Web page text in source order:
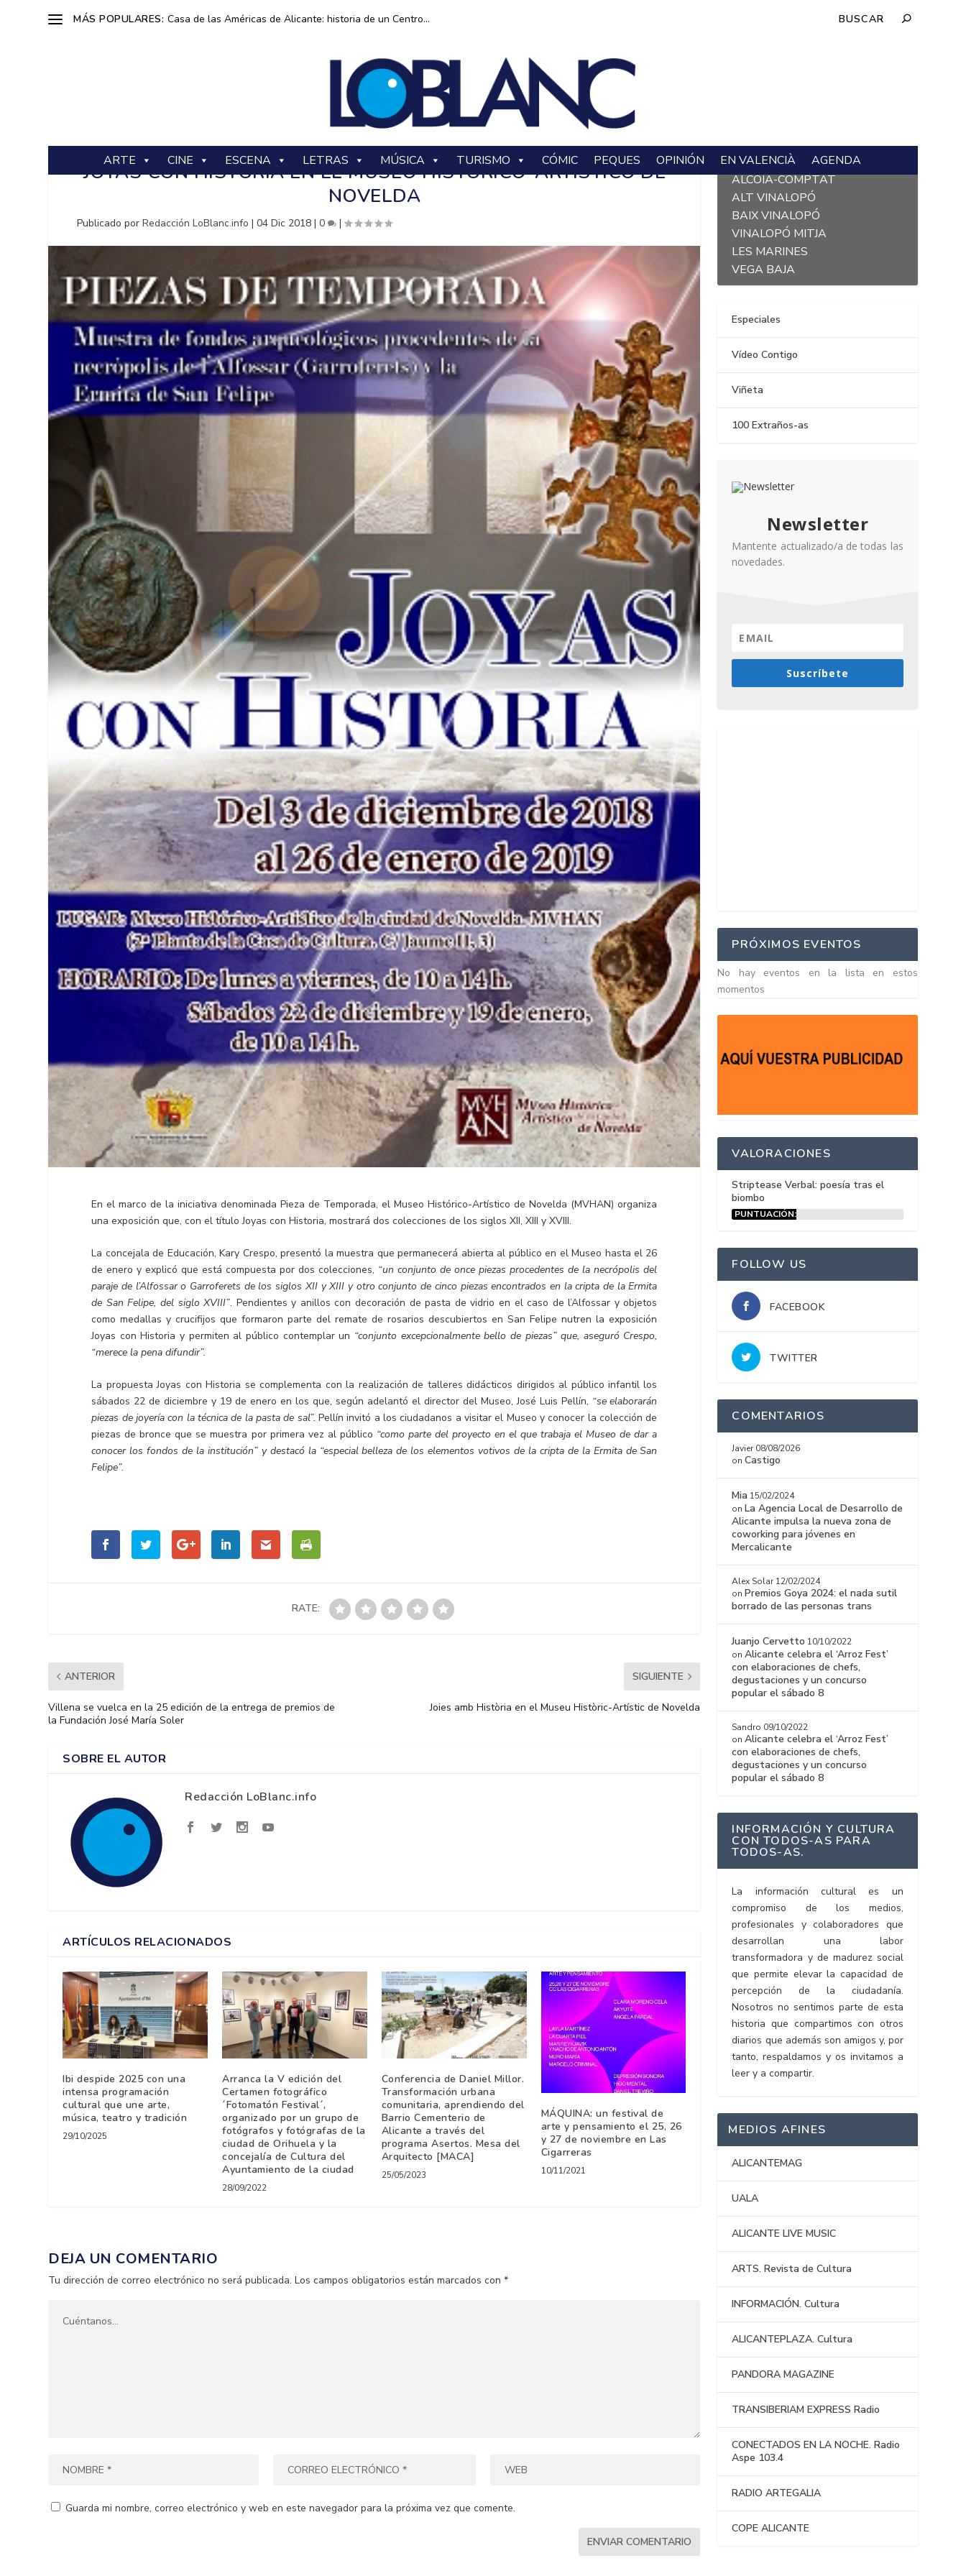
MÁS POPULARES: Casa de las Américas de Alicante: historia de un Centro...
ARTE CINE ESCENA LETRAS MÚSICA TURISMO CÓMIC PEQUES OPINIÓN EN VALENCIÀ AGENDA
JOYAS CON HISTORIA EN EL MUSEO HISTÓRICO-ARTÍSTICO DE
NOVELDA
Publicado porRedacción LoBlanc.info |04 Dic 2018 |0 |
En el marco de la iniciativa denominada Pieza de Temporada, el Museo Histórico-Artístico de Novelda (MVHAN) organiza
una exposición que, con el título Joyas con Historia, mostrará dos colecciones de los siglos XII, XIII y XVIII.
La concejala de Educación, Kary Crespo, presentó la muestra que permanecerá abierta al público en el Museo hasta el 26
de enero y explicó que está compuesta por dos colecciones, “un conjunto de once piezas procedentes de la necrópolis del
paraje de l’Alfossar o Garroferets de los siglos XII y XIII y otro conjunto de cinco piezas encontrados en la cripta de la Ermita
de San Felipe, del siglo XVIII”. Pendientes y anillos con decoración de pasta de vidrio en el caso de l’Alfossar y objetos
como medallas y crucifijos que formaron parte del remate de rosarios descubiertos en San Felipe nutren la exposición
Joyas con Historia y permiten al público contemplar un “conjunto excepcionalmente bello de piezas” que, aseguró Crespo,
“merece la pena difundir”.
La propuesta Joyas con Historia se complementa con la realización de talleres didácticos dirigidos al público infantil los
sábados 22 de diciembre y 19 de enero en los que, según adelantó el director del Museo, José Luis Pellín, “se elaborarán
piezas de joyería con la técnica de la pasta de sal”. Pellín invitó a los ciudadanos a visitar el Museo y conocer la colección de
piezas de bronce que se muestra por primera vez al público “como parte del proyecto en el que trabaja el Museo de dar a
conocer los fondos de la institución” y destacó la “especial belleza de los elementos votivos de la cripta de la Ermita de San
Felipe”.
RATE:
ANTERIOR
Villena se vuelca en la 25 edición de la entrega de premios de
la Fundación José María Soler
SIGUIENTE
Joies amb Història en el Museu Històric-Artístic de Novelda
SOBRE EL AUTOR
Redacción LoBlanc.info
ARTÍCULOS RELACIONADOS
Ibi despide 2025 con una
intensa programación
cultural que une arte,
música, teatro y tradición
29/10/2025
Arranca la V edición del
Certamen fotográfico
´Fotomatón Festival´,
organizado por un grupo de
fotógrafos y fotógrafas de la
ciudad de Orihuela y la
concejalía de Cultura del
Ayuntamiento de la ciudad
28/09/2022
Conferencia de Daniel Millor.
Transformación urbana
comunitaria, aprendiendo del
Barrio Cementerio de
Alicante a través del
programa Asertos. Mesa del
Arquitecto [MACA]
25/05/2023
MÁQUINA: un festival de
arte y pensamiento el 25, 26
y 27 de noviembre en Las
Cigarreras
10/11/2021
DEJA UN COMENTARIO
Tu dirección de correo electrónico no será publicada. Los campos obligatorios están marcados con*
Guarda mi nombre, correo electrónico y web en este navegador para la próxima vez que comente.
L´ALACANTÍ
ALCOIÀ-COMPTAT
ALT VINALOPÓ
BAIX VINALOPÓ
VINALOPÓ MITJA
LES MARINES
VEGA BAJA
Especiales
Vídeo Contigo
Viñeta
100 Extraños-as
Newsletter
Mantente actualizado/a de todas las
novedades.
Suscríbete
PRÓXIMOS EVENTOS
No hay eventos en la lista en estos
momentos
VALORACIONES
Striptease Verbal: poesía tras el
biombo
PUNTUACIÓN:
FOLLOW US
FACEBOOK
TWITTER
COMENTARIOS
Javier 08/08/2026
onCastigo
Mia 15/02/2024
on La Agencia Local de Desarrollo de
Alicante impulsa la nueva zona de
coworking para jóvenes en
Mercalicante
Alex Solar 12/02/2024
on Premios Goya 2024: el nada sutil
borrado de las personas trans
Juanjo Cervetto 10/10/2022
onAlicante celebra el ‘Arroz Fest’
con elaboraciones de chefs,
degustaciones y un concurso
popular el sábado 8
Sandro 09/10/2022
onAlicante celebra el ‘Arroz Fest’
con elaboraciones de chefs,
degustaciones y un concurso
popular el sábado 8
INFORMACIÓN Y CULTURA
CON TODOS-AS PARA
TODOS-AS.
La información cultural es un
compromiso de los medios,
profesionales y colaboradores que
desarrollan una labor
transformadora y de madurez social
que permite elevar la capacidad de
percepción de la ciudadanía.
Nosotros no sentimos parte de esta
historia que compartimos con otros
diarios que además son amigos y, por
tanto, respaldamos y os invitamos a
leer y a compartir.
MEDIOS AFINES
ALICANTEMAG
UALA
ALICANTE LIVE MUSIC
ARTS. Revista de Cultura
INFORMACIÓN. Cultura
ALICANTEPLAZA. Cultura
PANDORA MAGAZINE
TRANSIBERIAM EXPRESS Radio
CONECTADOS EN LA NOCHE. Radio
Aspe 103.4
RADIO ARTEGALIA
COPE ALICANTE